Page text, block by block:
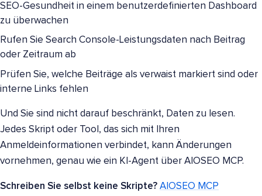
SEO-Gesundheit in einem benutzerdefinierten Dashboard
zu überwachen
Rufen Sie Search Console-Leistungsdaten nach Beitrag
oder Zeitraum ab
Prüfen Sie, welche Beiträge als verwaist markiert sind oder
interne Links fehlen
Und Sie sind nicht darauf beschränkt, Daten zu lesen.
Jedes Skript oder Tool, das sich mit Ihren
Anmeldeinformationen verbindet, kann Änderungen
vornehmen, genau wie ein KI-Agent über AIOSEO MCP.
Schreiben Sie selbst keine Skripte? AIOSEO MCP